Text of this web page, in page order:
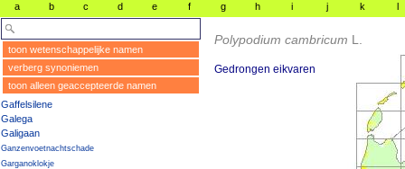
a b c d e f g h i j k l
toon wetenschappelijke namen
verberg synoniemen
toon alleen geaccepteerde namen
Gaffelsilene
Galega
Galigaan
Ganzenvoetnachtschade
Garganoklokje
Polypodium cambricum L.
Gedrongen eikvaren